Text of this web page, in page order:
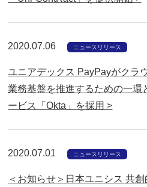
2020.07.06 ニュースリリース
ユニアデックス PayPayがクラ
業務基盤を推進するための一環
ービス「Okta」を採用 >
2020.07.01 ニュースリリース
＜お知らせ＞日本ユニシス 共